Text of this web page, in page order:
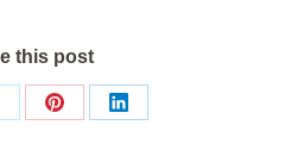
this post
Share
Share